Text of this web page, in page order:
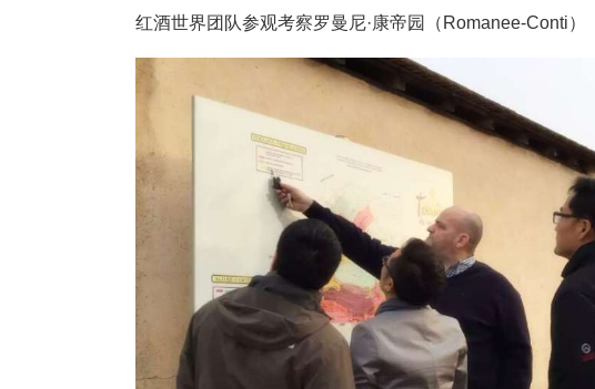
红酒世界团队参观考察罗曼尼·康帝园（Romanee-Conti）